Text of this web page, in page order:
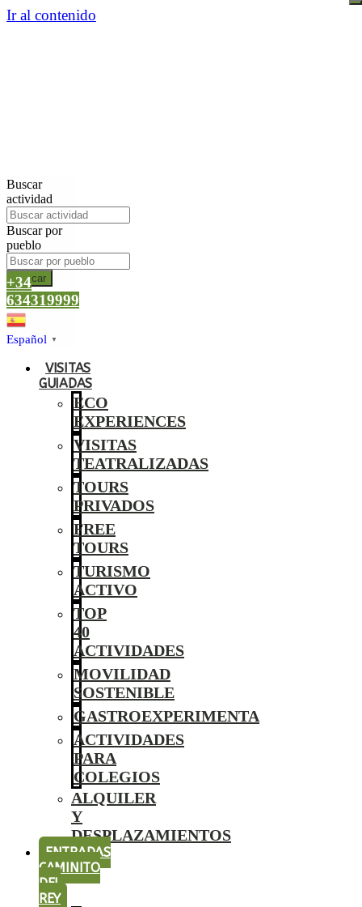
Ir al contenido
Buscar
actividad
Buscar por
pueblo
Buscar
+34
634319999
Español ▼
VISITAS
GUIADAS
ECO
EXPERIENCES
VISITAS
TEATRALIZADAS
TOURS
PRIVADOS
FREE
TOURS
TURISMO
ACTIVO
TOP
40
ACTIVIDADES
MOVILIDAD
SOSTENIBLE
GASTROEXPERIMENTA
ACTIVIDADES
PARA
COLEGIOS
ALQUILER
Y
DESPLAZAMIENTOS
ENTRADAS
CAMINITO
DEL
REY